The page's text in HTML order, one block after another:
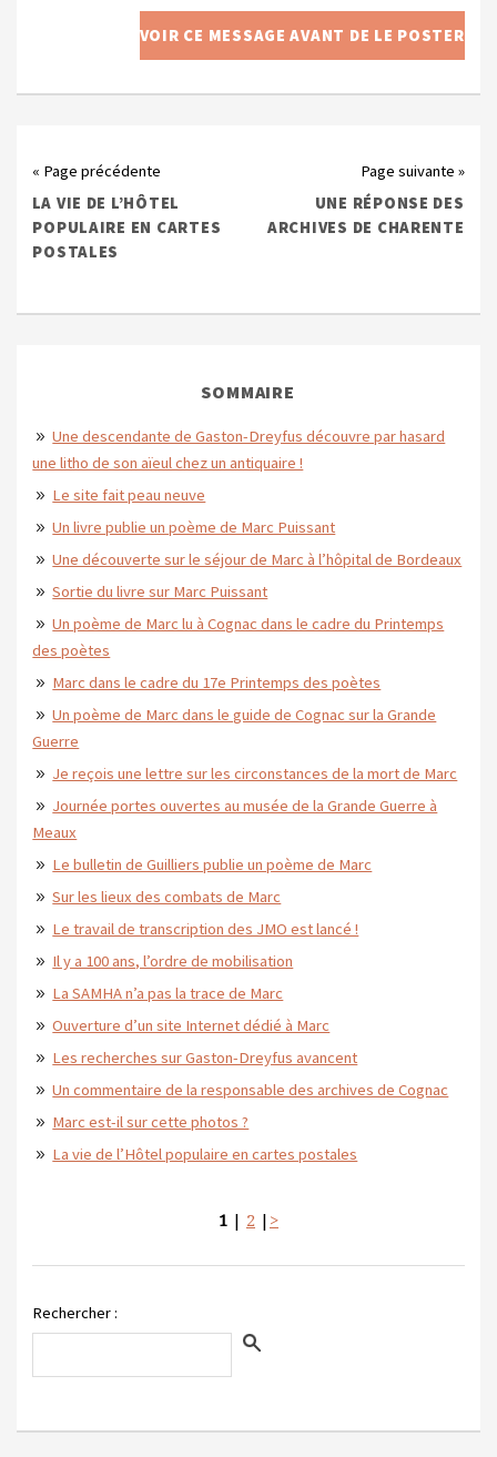
SOMMAIRE
Une descendante de Gaston-Dreyfus découvre par hasard
une litho de son aïeul chez un antiquaire !
Le site fait peau neuve
Un livre publie un poème de Marc Puissant
Une découverte sur le séjour de Marc à l’hôpital de Bordeaux
Sortie du livre sur Marc Puissant
Un poème de Marc lu à Cognac dans le cadre du Printemps
des poètes
Marc dans le cadre du 17e Printemps des poètes
Un poème de Marc dans le guide de Cognac sur la Grande
Guerre
Je reçois une lettre sur les circonstances de la mort de Marc
Journée portes ouvertes au musée de la Grande Guerre à
Meaux
Le bulletin de Guilliers publie un poème de Marc
Sur les lieux des combats de Marc
Le travail de transcription des JMO est lancé !
Il y a 100 ans, l’ordre de mobilisation
La SAMHA n’a pas la trace de Marc
Ouverture d’un site Internet dédié à Marc
Les recherches sur Gaston-Dreyfus avancent
Un commentaire de la responsable des archives de Cognac
Marc est-il sur cette photos ?
La vie de l’Hôtel populaire en cartes postales
1 | 2 | >
Rechercher :
« Page précédente
LA VIE DE L’HÔTEL
POPULAIRE EN CARTES
POSTALES
Page suivante »
UNE RÉPONSE DES
ARCHIVES DE CHARENTE